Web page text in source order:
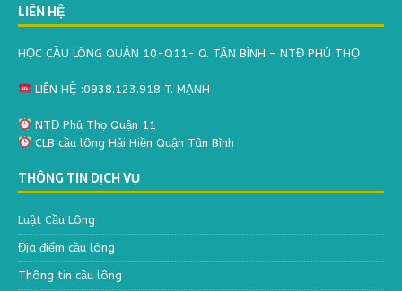
LIÊN HỆ
HỌC CẦU LÔNG QUẬN 10-Q11- Q. TÂN BÌNH – NTĐ PHÚ THỌ
LIÊN HỆ :0938.123.918 T. MẠNH
NTĐ Phú Thọ Quận 11
CLB cầu lông Hải Hiền Quận Tân Bình
THÔNG TIN DỊCH VỤ
Luật Cầu Lông
Địa điểm cầu lông
Thông tin cầu lông